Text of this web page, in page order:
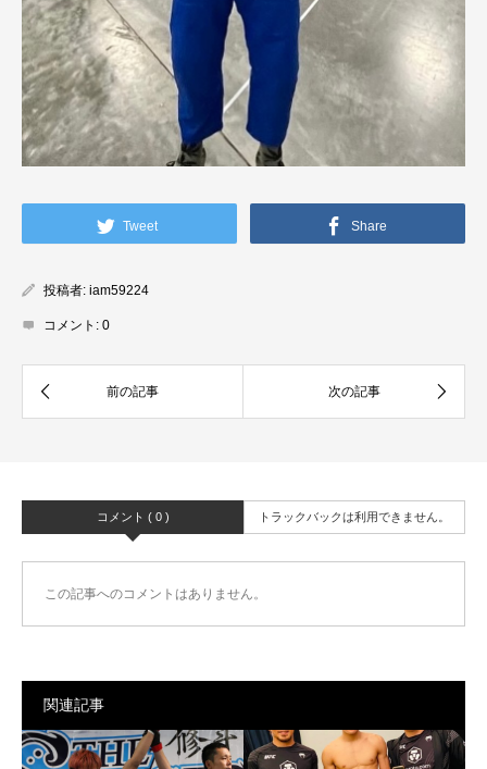
Tweet Share
投稿者: iam59224
コメント: 0
コメント ( 0 ) トラックバックは利用できません。
この記事へのコメントはありません。
関連記事